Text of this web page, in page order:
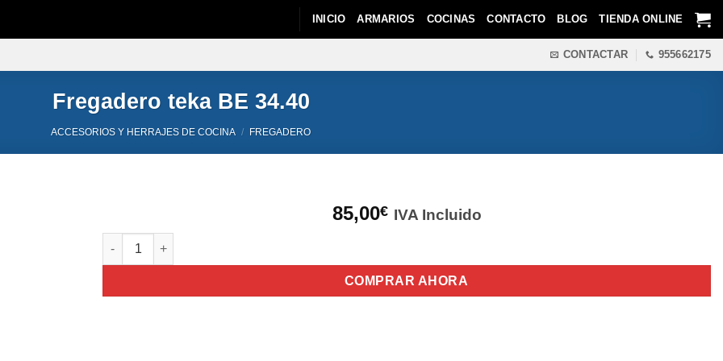
INICIO ARMARIOS COCINAS CONTACTO BLOG TIENDA ONLINE
CONTACTAR 955662175
Fregadero teka BE 34.40
ACCESORIOS Y HERRAJES DE COCINA / FREGADERO
85,00€ IVA Incluido
Fregadero teka BE 34.40 cantidad
COMPRAR AHORA